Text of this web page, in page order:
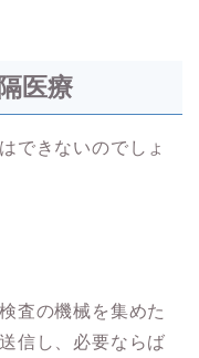
医療
できないのでしょ
査の機械を集めた
信し、必要ならば